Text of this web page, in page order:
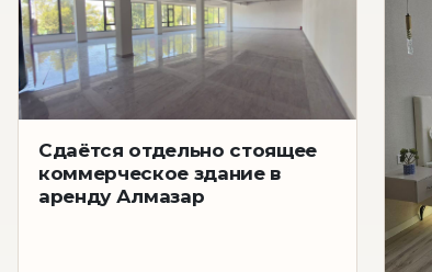
Сдаётся отдельно стоящее
коммерческое здание в
аренду Алмазар